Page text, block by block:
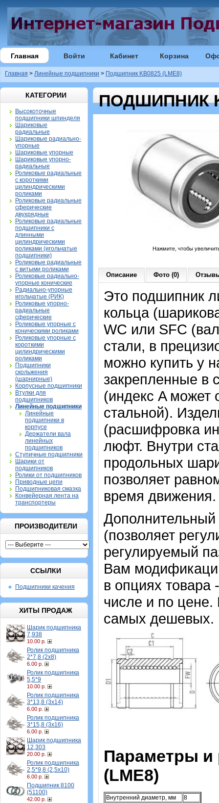
Главная Войти Кабинет Корзина
Главная > Линейные подшипники > Подшипник KB0825 (LME8)
КАТЕГОРИИ
Высокоточные
подшипники шпинделя
Шариковые
радиальные
Шариковые радиально-
упорные
Шариковые упорные
Шариковые упорно-
радиальные
Роликовые радиальные
с короткими
цилиндрическими
роликами
Роликовые радиальные
сферические
двухрядные
Роликовые радиальные
подшипники с
длинными
цилиндрическими
роликами (игольчатые
подшипники)
Роликовые радиальные
с витыми роликами
Роликовые радиально-
упорные конические
Радиально-упорные
игольчатые (РИК)
Роликовые упорно-
радиальные
сферические
Роликовые упорные с
коническими роликами
Роликовые упорные с
короткими
цилиндрическими
роликами
Подшипники
скольжения
(шарнирные)
Корпусные подшипники
Втулки для
подшипников
Линейные подшипники
Линейные
подшипники в
корпусе
Держатели вала
линейных
подшипников
Ступичные подшипники
Шарики от
подшипников
Ролики от подшипников
Приводные цепи
Подшипниковая смазка
Конвейерная лента на
транспортеры
ПРОИЗВОДИТЕЛИ
ССЫЛКИ
Подшипники качения
ХИТЫ ПРОДАЖ
Шарик подшипника
7,938
10.00 р.
Ролик подшипника
2*7,8 (2х8)
6.00 р.
Ролик подшипника
5,5*9
10.00 р.
Ролик подшипника
3*13,8 (3х14)
6.00 р.
Ролик подшипника
3*15,8 (3х16)
6.00 р.
Шарик подшипника
12,303
20.00 р.
Ролик подшипника
2,5*9,8 (2,5х10)
6.00 р.
Подшипник 8100
(51100)
42.00 р.
ПОДШИПНИК
Нажмите, чтобы
Описание Фото (0)
Это подшипник
кольца
WC или SFC
стали, в
можно купить у
закрепленные в
(индекс A может
стальной).
(расшифровка
люфт. Внутри
продольных
позволяет
время движения.
(позволяет
регулируемый
Вам
в опциях товара
числе и по
самых дешевых.
Параметры и
(LME8)
Внутренний диаметр, мм
8